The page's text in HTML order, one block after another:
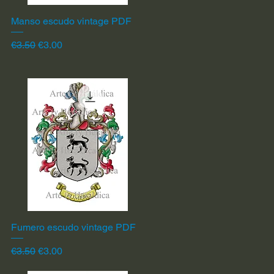
Quick View
Manso escudo vintage PDF
Regular Price
€3.50 Sale Price
€3.00
Quick View
Fumero escudo vintage PDF
Regular Price
€3.50 Sale Price
€3.00